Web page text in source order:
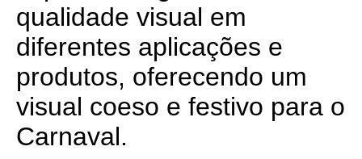
qualidade visual em
diferentes aplicações e
produtos, oferecendo um
visual coeso e festivo para o
Carnaval.